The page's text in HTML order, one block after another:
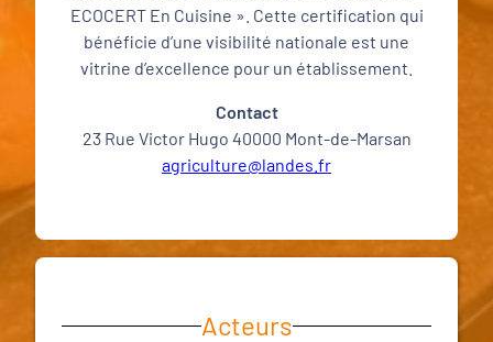
ECOCERT En Cuisine ». Cette certification qui
bénéficie d’une visibilité nationale est une
vitrine d’excellence pour un établissement.
Contact
23 Rue Victor Hugo 40000 Mont-de-Marsan
agriculture@landes.fr
Acteurs